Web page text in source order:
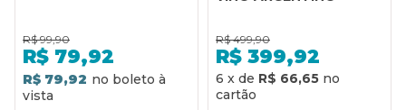
R$ 99,90
R$ 79,92
R$ 79,92
R$ 499,90
R$ 399,92
6 x de R$ 66,65